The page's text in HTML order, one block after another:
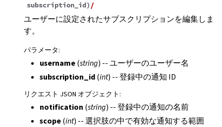
subscription_id) /
ユーザーに設定されたサブスクリプションを編集しま
す。
パラメータ:
username(string) -- ユーザーのユーザー名
subscription_id(int) -- 登録中の通知 ID
リクエスト JSON オブジェクト :
notification (string) -- 登録中の通知の名前
scope(int) -- 選択肢の中で有効な通知する範囲